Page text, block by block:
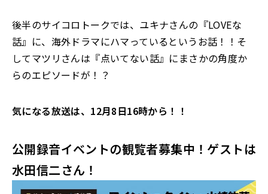
後半のサイコロトークでは、ユキナさんの『LOVEな
話』に、海外ドラマにハマっているというお話！！そ
してマツリさんは『点いてない話』にまさかの角度か
らのエピソードが！？
気になる放送は、12月8日16時から！！
公開録音イベントの観覧者募集中！ゲストは
水田信二さん！